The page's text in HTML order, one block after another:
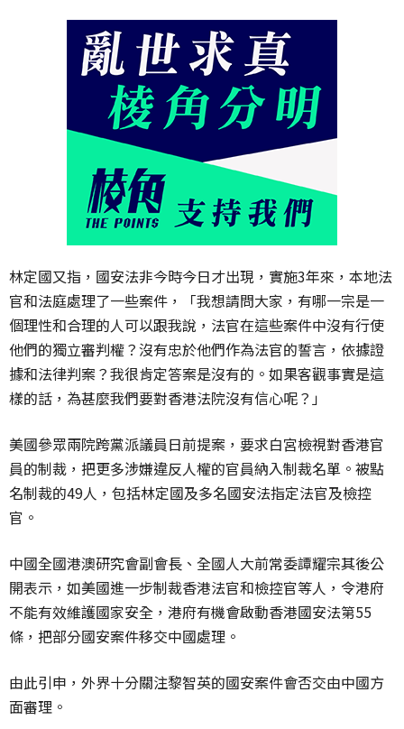
林定國又指，國安法非今時今日才出現，實施3年來，本地法
官和法庭處理了一些案件，「我想請問大家，有哪一宗是一
個理性和合理的人可以跟我說，法官在這些案件中沒有行使
他們的獨立審判權？沒有忠於他們作為法官的誓言，依據證
據和法律判案？我很肯定答案是沒有的。如果客觀事實是這
樣的話，為甚麼我們要對香港法院沒有信心呢？」
美國參眾兩院跨黨派議員日前提案，要求白宮檢視對香港官
員的制裁，把更多涉嫌違反人權的官員納入制裁名單。被點
名制裁的49人，包括林定國及多名國安法指定法官及檢控
官。
中國全國港澳研究會副會長、全國人大前常委譚耀宗其後公
開表示，如美國進一步制裁香港法官和檢控官等人，令港府
不能有效維護國家安全，港府有機會啟動香港國安法第55
條，把部分國安案件移交中國處理。
由此引申，外界十分關注黎智英的國安案件會否交由中國方
面審理。